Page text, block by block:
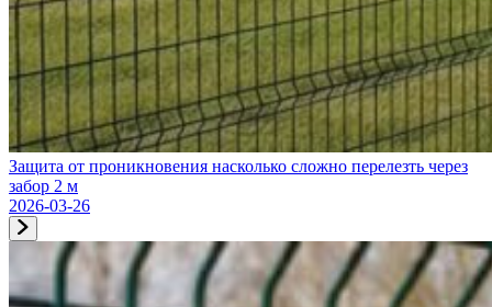
Защита от проникновения насколько сложно перелезть через
забор 2 м
2026-03-26